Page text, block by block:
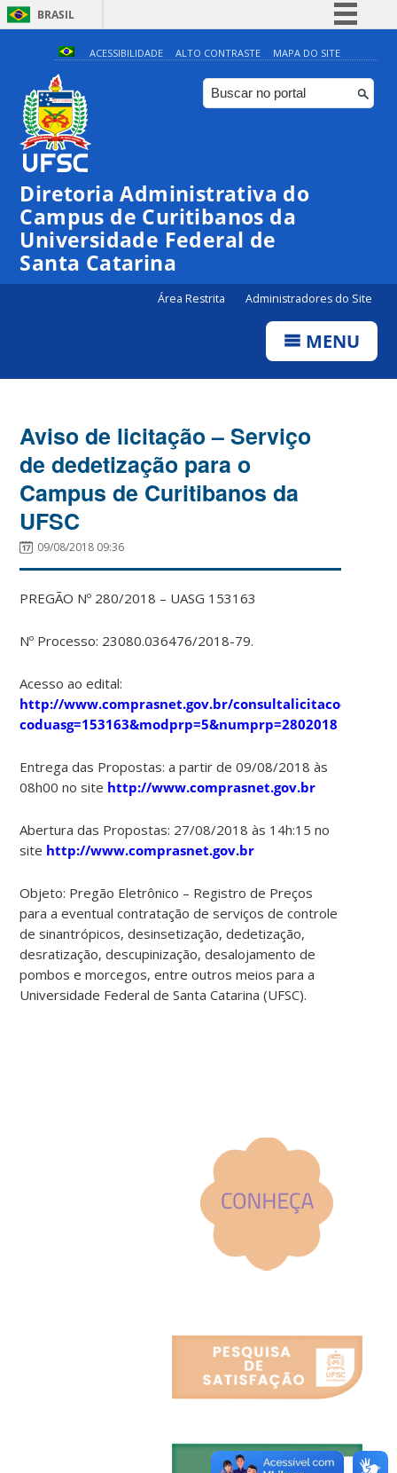
BRASIL
Simplifique!
Comunica BR
Participe
Canais
ACESSIBILIDADE ALTO CONTRASTE MAPA DO SITE
Diretoria Administrativa do
Campus de Curitibanos da
Universidade Federal de
Santa Catarina
Área Restrita Administradores do Site
MENU
Aviso de licitação – Serviço
de dedetização para o
Campus de Curitibanos da
UFSC
09/08/2018 09:36
PREGÃO Nº 280/2018 – UASG 153163
Nº Processo: 23080.036476/2018-79.
Acesso ao edital:
http://www.comprasnet.gov.br/consultalicitacoes/
coduasg=153163&modprp=5&numprp=2802018
Entrega das Propostas: a partir de 09/08/2018 às
08h00 no site http://www.comprasnet.gov.br
Abertura das Propostas: 27/08/2018 às 14h:15 no
site http://www.comprasnet.gov.br
Objeto: Pregão Eletrônico – Registro de Preços
para a eventual contratação de serviços de controle
de sinantrópicos, desinsetização, dedetização,
desratização, descupinização, desalojamento de
pombos e morcegos, entre outros meios para a
Universidade Federal de Santa Catarina (UFSC).